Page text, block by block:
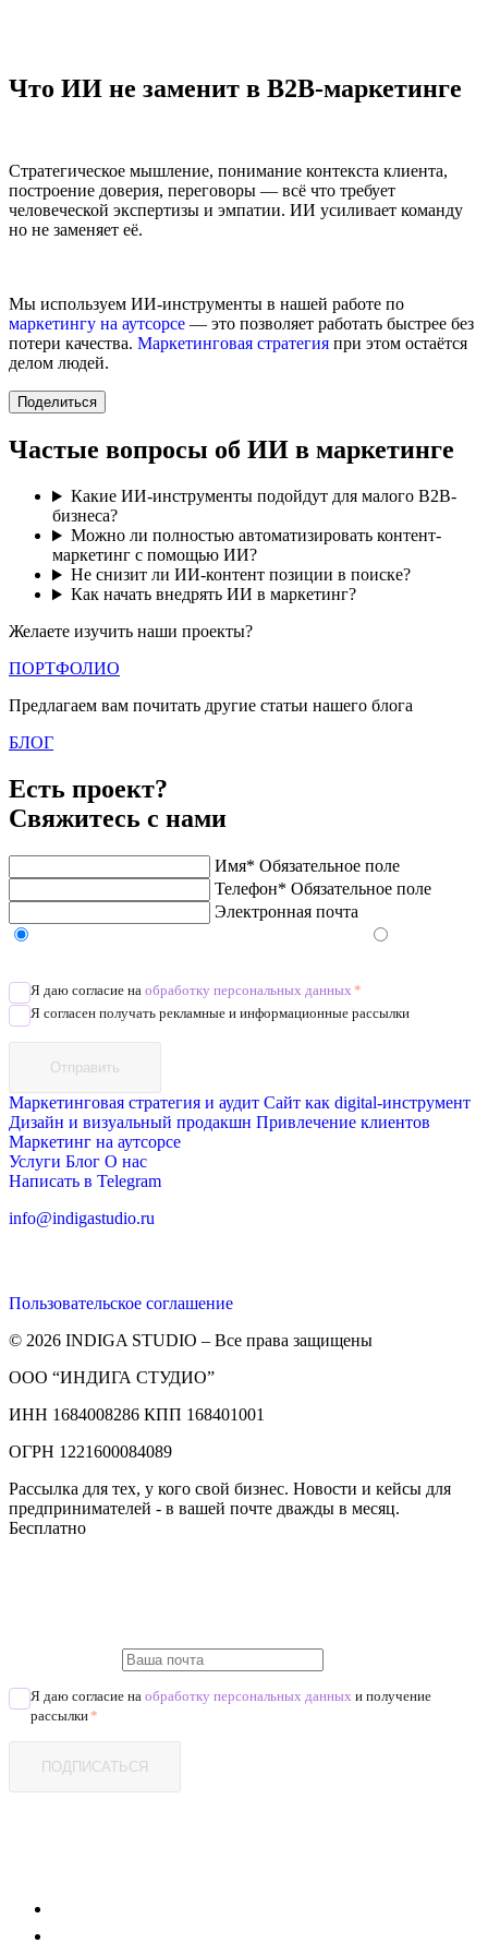
Что ИИ не заменит в B2B-маркетинге
Стратегическое мышление, понимание контекста клиента,
построение доверия, переговоры — всё что требует
человеческой экспертизы и эмпатии. ИИ усиливает команду
но не заменяет её.
Мы используем ИИ-инструменты в нашей работе по
маркетингу на аутсорсе — это позволяет работать быстрее без
потери качества. Маркетинговая стратегия при этом остаётся
делом людей.
Поделиться
Частые вопросы об ИИ в маркетинге
Какие ИИ-инструменты подойдут для малого B2B-
бизнеса?
Можно ли полностью автоматизировать контент-
маркетинг с помощью ИИ?
Не снизит ли ИИ-контент позиции в поиске?
Как начать внедрять ИИ в маркетинг?
Желаете изучить наши проекты?
ПОРТФОЛИО
Предлагаем вам почитать другие статьи нашего блога
БЛОГ
Есть проект?
Свяжитесь с нами
Имя* Обязательное поле
Телефон* Обязательное поле
Электронная почта
Я даю согласие на обработку персональных данных *
Я согласен получать рекламные и информационные рассылки
Отправить
Маркетинговая стратегия и аудит Сайт как digital-инструмент
Дизайн и визуальный продакшн Привлечение клиентов
Маркетинг на аутсорсе
Услуги Блог О нас
Написать в Telegram
info@indigastudio.ru
Пользовательское соглашение
© 2026 INDIGA STUDIO – Все права защищены
ООО “ИНДИГА СТУДИО”
ИНН 1684008286 КПП 168401001
ОГРН 1221600084089
Рассылка для тех, у кого свой бизнес. Новости и кейсы для
предпринимателей - в вашей почте дважды в месяц.
Бесплатно
Я даю согласие на обработку персональных данных и получение
рассылки*
ПОДПИСАТЬСЯ